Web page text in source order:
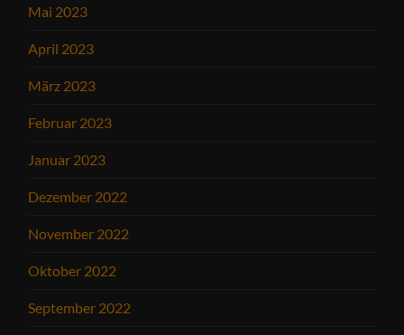
Mai 2023
April 2023
März 2023
Februar 2023
Januar 2023
Dezember 2022
November 2022
Oktober 2022
September 2022